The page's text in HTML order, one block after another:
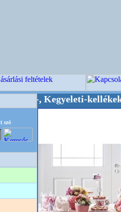
szó
kellékek és